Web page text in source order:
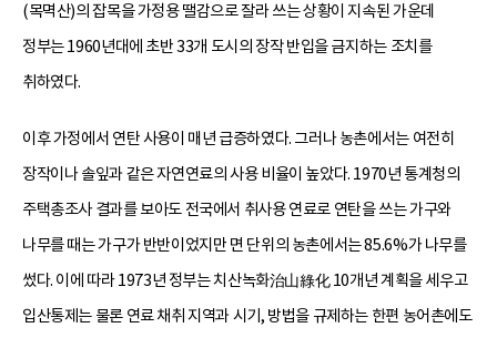
(목멱산)의 잡목을 가정용 땔감으로 잘라 쓰는 상황이 지속된 가운데
정부는 1960년대에 초반 33개 도시의 장작 반입을 금지하는 조치를
취하였다.
이후 가정에서 연탄 사용이 매년 급증하였다. 그러나 농촌에서는 여전히
장작이나 솔잎과 같은 자연연료의 사용 비율이 높았다. 1970년 통계청의
주택총조사 결과를 보아도 전국에서 취사용 연료로 연탄을 쓰는 가구와
나무를 때는 가구가 반반이었지만 면 단위의 농촌에서는 85.6%가 나무를
썼다. 이에 따라 1973년 정부는 치산녹화治山綠化 10개년 계획을 세우고
입산통제는 물론 연료 채취 지역과 시기, 방법을 규제하는 한편 농어촌에도